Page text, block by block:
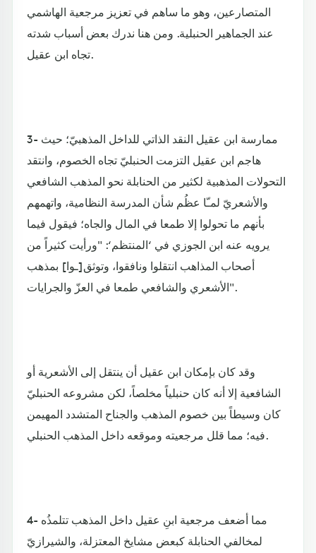
المتصارعين، وهو ما ساهم في تعزيز مرجعية الهاشمي
عند الجماهير الحنبلية. ومن هنا ندرك بعض أسباب شدته
تجاه ابن عقيل.
3- ممارسة ابن عقيل النقد الذاتي للداخل المذهبيّ؛ حيث
هاجم ابن عقيل التزمت الحنبليّ تجاه الخصوم، وانتقد
التحولات المذهبية لكثير من الحنابلة نحو المذهب الشافعي
والأشعريّ لمـّا عظُم شأن المدرسة النظامية، واتهمهم
بأنهم ما تحولوا إلا طمعا في المال والجاه؛ فيقول فيما
يرويه عنه ابن الجوزي في ‘المنتظم‘: "ورأيت كثيراً من
أصحاب المذاهب انتقلوا ونافقوا، وتوثق[ـوا] بمذهب
الأشعري والشافعي طمعا في العزّ والجرايات".
وقد كان بإمكان ابن عقيل أن ينتقل إلى الأشعرية أو
الشافعية إلا أنه كان حنبلياً مخلصاً، لكن مشروعه الحنبليّ
كان وسيطاً بين خصوم المذهب والجناح المتشدد المهيمن
فيه؛ مما قلل مرجعيته وموقعه داخل المذهب الحنبلي.
4- مما أضعف مرجعية ابنِ عقيل داخل المذهب تتلمذُه
لمخالفي الحنابلة كبعض مشايخ المعتزلة، والشيرازيّ